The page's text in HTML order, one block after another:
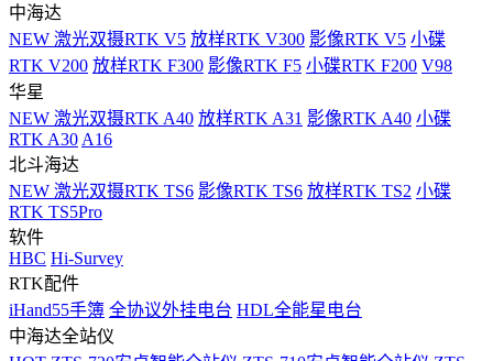
中海达
NEW 激光双摄RTK V5 放样RTK V300 影像RTK V5 小碟
RTK V200 放样RTK F300 影像RTK F5 小碟RTK F200 V98
华星
NEW 激光双摄RTK A40 放样RTK A31 影像RTK A40 小碟
RTK A30 A16
北斗海达
NEW 激光双摄RTK TS6 影像RTK TS6 放样RTK TS2 小碟
RTK TS5Pro
软件
HBC Hi-Survey
RTK配件
iHand55手簿 全协议外挂电台 HDL全能星电台
中海达全站仪